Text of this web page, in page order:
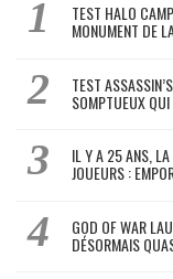
TEST HALO
MONUMENT DE
TEST
SOMPTUEUX
IL Y A 25 ANS, LA
JOUEURS :
GOD OF WAR
DÉSORMAIS